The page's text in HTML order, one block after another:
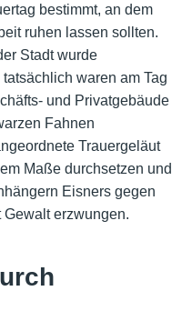
bestimmt, an dem
ruhen lassen sollten.
Stadt wurde
waren am Tag
und Privatgebäude
Fahnen
Trauergeläut
Maße durchsetzen und
Eisners gegen
erzwungen.